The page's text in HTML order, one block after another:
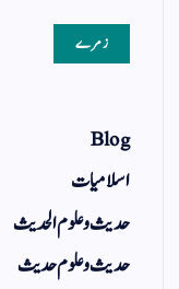
زمرے
Blog
اسلامیات
حدیث و علوم الحدیث
حدیث و علوم حدیث